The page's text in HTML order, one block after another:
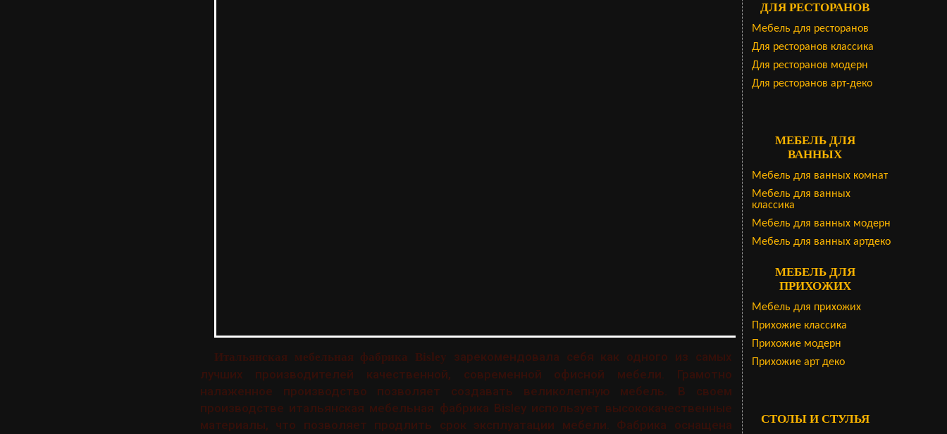
Итальянская мебельная фабрика Bisley зарекомендовала себя как одного из самых
лучших производителей качественной, современной офисной мебели. Грамотно
налаженное производство позволяет создавать великолепную мебель. В своем
производстве итальянская мебельная фабрика Bisley использует высококачественные
материалы, что позволяет продлить срок эксплуатации мебели. Фабрика оснащена
ДЛЯ РЕСТОРАНОВ
Мебель для ресторанов
Для ресторанов классика
Для ресторанов модерн
Для ресторанов арт-деко
МЕБЕЛЬ ДЛЯ
ВАННЫХ
Мебель для ванных комнат
Мебель для ванных
классика
Мебель для ванных модерн
Мебель для ванных артдеко
МЕБЕЛЬ ДЛЯ
ПРИХОЖИХ
Мебель для прихожих
Прихожие классика
Прихожие модерн
Прихожие арт деко
СТОЛЫ И СТУЛЬЯ